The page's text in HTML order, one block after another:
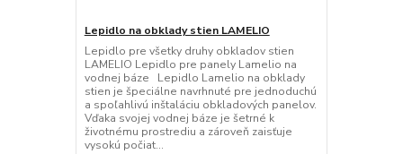
Lepidlo na obklady stien LAMELIO
Lepidlo pre všetky druhy obkladov stien
LAMELIO Lepidlo pre panely Lamelio na
vodnej báze Lepidlo Lamelio na obklady
stien je špeciálne navrhnuté pre jednoduchú
a spoľahlivú inštaláciu obkladových panelov.
Vďaka svojej vodnej báze je šetrné k
životnému prostrediu a zároveň zaisťuje
vysokú počiat...